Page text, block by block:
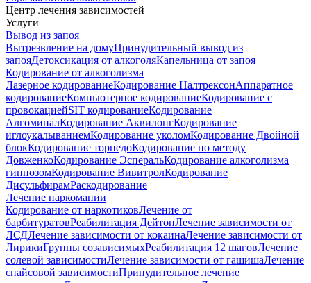
Центр лечения зависимостей
Услуги
Вывод из запоя
Вытрезвление на домуПринудительный вывод из
запояДетоксикация от алкоголяКапельница от запоя
Кодирование от алкоголизма
Лазерное кодированиеКодирование НалтрексонАппаратное
кодированиеКомпьютерное кодированиеКодирование с
провокациейSIT кодированиеКодирование
АлгоминалКодирование АквилонгКодирование
иглоукалываниемКодирование уколомКодирование Двойной
блокКодирование торпедоКодирование по методу
ДовженкоКодирование ЭсперальКодирование алкоголизма
гипнозомКодирование ВивитролКодирование
ДисульфирамРаскодирование
Лечение наркомании
Кодирование от наркотиковЛечение от
барбитуратовРеабилитация ДейтопЛечение зависимости от
ЛСДЛечение зависимости от кокаинаЛечение зависимости от
ЛирикиГруппы созависимыхРеабилитация 12 шаговЛечение
солевой зависимостиЛечение зависимости от гашишаЛечение
спайсовой зависимостиПринудительное лечение